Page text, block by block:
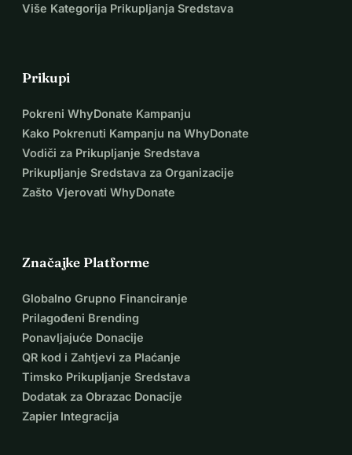
Više Kategorija Prikupljanja Sredstava
Prikupi
Pokreni WhyDonate Kampanju
Kako Pokrenuti Kampanju na WhyDonate
Vodiči za Prikupljanje Sredstava
Prikupljanje Sredstava za Organizacije
Zašto Vjerovati WhyDonate
Značajke Platforme
Globalno Grupno Financiranje
Prilagođeni Brending
Ponavljajuće Donacije
QR kod i Zahtjevi za Plaćanje
Timsko Prikupljanje Sredstava
Dodatak za Obrazac Donacije
Zapier Integracija